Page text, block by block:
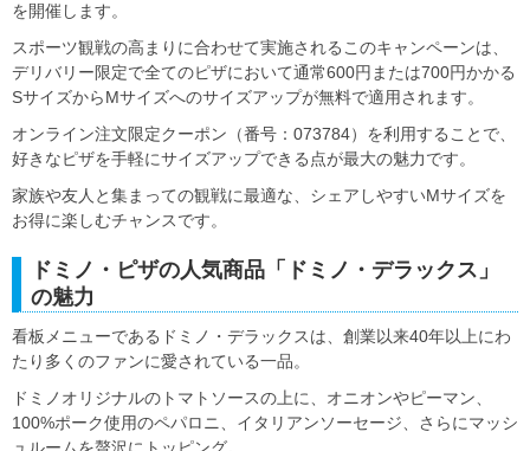
を開催します。
スポーツ観戦の高まりに合わせて実施されるこのキャンペーンは、
デリバリー限定で全てのピザにおいて通常600円または700円かかる
SサイズからMサイズへのサイズアップが無料で適用されます。
オンライン注文限定クーポン（番号：073784）を利用することで、
好きなピザを手軽にサイズアップできる点が最大の魅力です。
家族や友人と集まっての観戦に最適な、シェアしやすいMサイズを
お得に楽しむチャンスです。
ドミノ・ピザの人気商品「ドミノ・デラックス」
の魅力
看板メニューであるドミノ・デラックスは、創業以来40年以上にわ
たり多くのファンに愛されている一品。
ドミノオリジナルのトマトソースの上に、オニオンやピーマン、
100%ポーク使用のペパロニ、イタリアンソーセージ、さらにマッシ